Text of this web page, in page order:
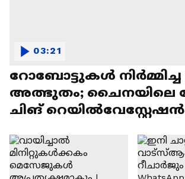
റോബോട്ടുകൾ നിർമ്മിച്ച
അത്ഭുതം; ചൈനയിലെ ചോങ്
ചിങ് റെയിൽവേസ്റ്റേഷൻ |
03:21